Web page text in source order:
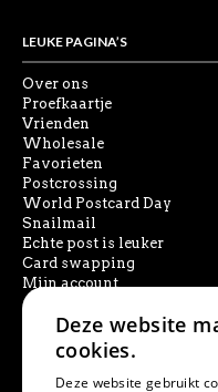
LEUKE PAGINA’S
Over ons
Proefkaartje
Vrienden
Wholesale
Favorieten
Postcrossing
World Postcard Day
Snailmail
Echte post is leuker
Card swapping
Mijn account
SOCIAL MEDIA
Deze website
cookies.
Deze website gebruikt